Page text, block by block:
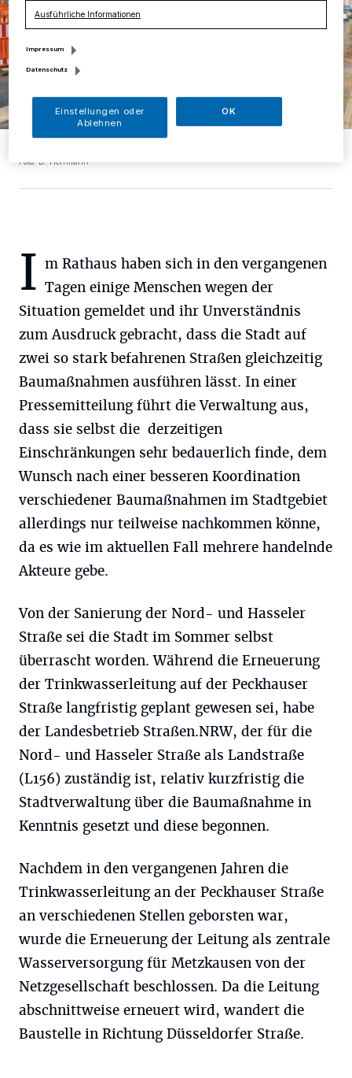
Foto: D. Herrmann
I m Rathaus haben sich in den vergangenen
Tagen einige Menschen wegen der
Situation gemeldet und ihr Unverständnis
zum Ausdruck gebracht, dass die Stadt auf
zwei so stark befahrenen Straßen gleichzeitig
Baumaßnahmen ausführen lässt. In einer
Pressemitteilung führt die Verwaltung aus,
dass sie selbst die derzeitigen
Einschränkungen sehr bedauerlich finde, dem
Wunsch nach einer besseren Koordination
verschiedener Baumaßnahmen im Stadtgebiet
allerdings nur teilweise nachkommen könne,
da es wie im aktuellen Fall mehrere handelnde
Akteure gebe.
Von der Sanierung der Nord- und Hasseler
Straße sei die Stadt im Sommer selbst
überrascht worden. Während die Erneuerung
der Trinkwasserleitung auf der Peckhauser
Straße langfristig geplant gewesen sei, habe
der Landesbetrieb Straßen.NRW, der für die
Nord- und Hasseler Straße als Landstraße
(L156) zuständig ist, relativ kurzfristig die
Stadtverwaltung über die Baumaßnahme in
Kenntnis gesetzt und diese begonnen.
Nachdem in den vergangenen Jahren die
Trinkwasserleitung an der Peckhauser Straße
an verschiedenen Stellen geborsten war,
wurde die Erneuerung der Leitung als zentrale
Wasserversorgung für Metzkausen von der
Netzgesellschaft beschlossen. Da die Leitung
abschnittweise erneuert wird, wandert die
Baustelle in Richtung Düsseldorfer Straße.
Ausführliche Informationen
Impressum
Datenschutz
Einstellungen oder
Ablehnen
OK